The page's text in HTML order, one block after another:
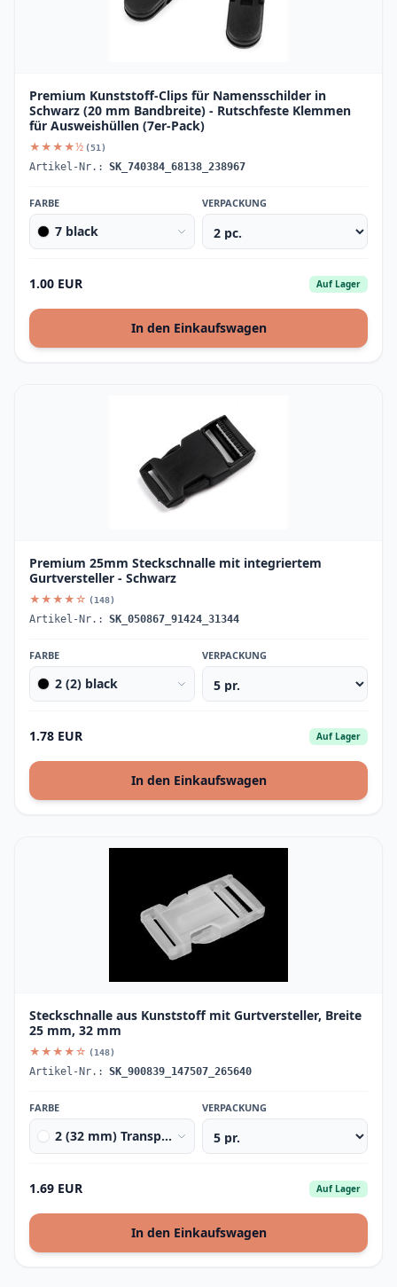
Premium Kunststoff-Clips für Namensschilder in
Schwarz (20 mm Bandbreite) - Rutschfeste Klemmen
für Ausweishüllen (7er-Pack)
★★★★½ (51)
Artikel-Nr.: SK_740384_68138_238967
FARBE
7 black
VERPACKUNG
1.00 EUR Auf Lager
In den Einkaufswagen
Premium 25mm Steckschnalle mit integriertem
Gurtversteller - Schwarz
★★★★☆ (148)
Artikel-Nr.: SK_050867_91424_31344
FARBE
2 (2) black
VERPACKUNG
1.78 EUR Auf Lager
In den Einkaufswagen
Steckschnalle aus Kunststoff mit Gurtversteller, Breite
25 mm, 32 mm
★★★★☆ (148)
Artikel-Nr.: SK_900839_147507_265640
FARBE
2 (32 mm) Transparent
VERPACKUNG
1.69 EUR Auf Lager
In den Einkaufswagen